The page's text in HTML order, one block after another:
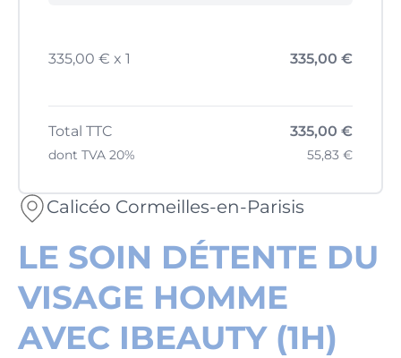
Calicéo Cormeilles-en-Parisis
LE SOIN DÉTENTE DU
VISAGE HOMME
AVEC IBEAUTY (1H)
335,00 € x 1 335,00 €
Total TTC 335,00 €
dont TVA 20% 55,83 €